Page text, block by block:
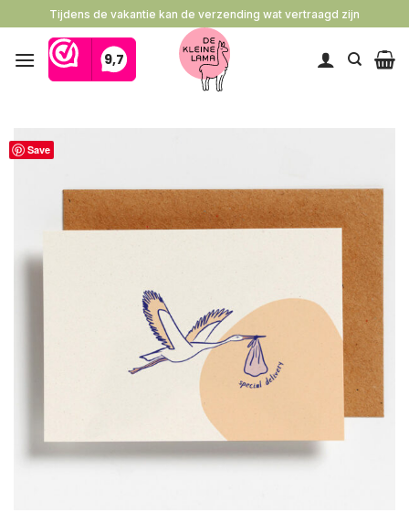
naar
inhoud
Tijdens de vakantie kan de verzending wat vertraagd zijn
Save